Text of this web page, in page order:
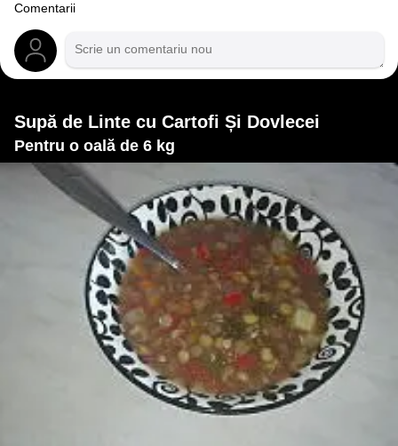
Comentarii
Supă de Linte cu Cartofi Și Dovlecei
Pentru o oală de 6 kg